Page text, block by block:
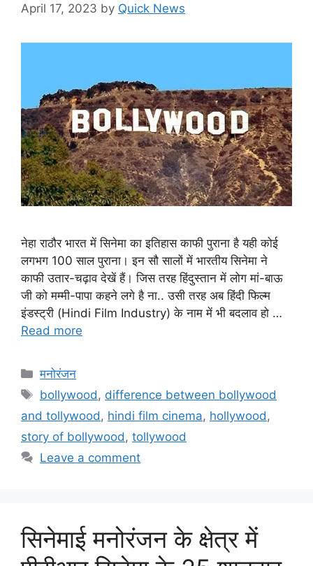
April 17, 2023 by Quick News
नेहा राठौर भारत में सिनेमा का इतिहास काफी पुराना है यही कोई
लगभग 100 साल पुराना। इन सौ सालों में भारतीय सिनेमा ने
काफी उतार-चढ़ाव देखें हैं। जिस तरह हिंदुस्तान में लोग मां-बाऊ
जी को मम्मी-पापा कहने लगे है ना.. उसी तरह अब हिंदी फिल्म
इंडस्ट्री (Hindi Film Industry) के नाम में भी बदलाव हो …
Read more
मनोरंजन
bollywood, difference between bollywood
and tollywood, hindi film cinema, hollywood,
story of bollywood, tollywood
Leave a comment
सिनेमाई मनोरंजन के क्षेत्र में